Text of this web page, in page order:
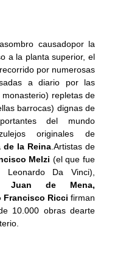
causadopor la
a la planta superior, el
por numerosas
a diario por las
repletas de
barrocas) dignas de
del mundo
originales de
de la Reina .Artistas de
Melzi (el que fue
Da Vinci),
Juan de Mena,
Francisco Ricci firman
10.000 obras dearte